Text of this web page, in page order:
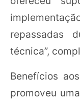
repassadas
técnica”,
Benefícios
promoveu